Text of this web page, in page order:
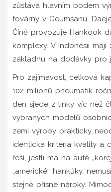
zůstává hlavním bodem
továrny v Geumsanu,
Číně provozuje Hankook
komplexy. V Indonésii
základnu na dodávky pro
Pro zajímavost, celková
102 milionů pneumatik
den sjede z linky víc než
vybraných modelů
zemi výroby prakticky
identická kritéria kvality a
řeší, jestli má na autě
„americké“ hankůky,
stejně přísné nároky.